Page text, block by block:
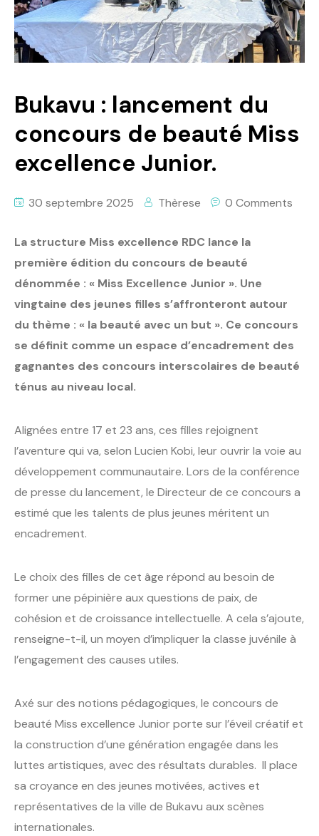
Politique
Technologies
Bukavu : lancement du
concours de beauté Miss
excellence Junior.
30 septembre 2025 Thèrese 0 Comments
La structure Miss excellence RDC lance la
première édition du concours de beauté
dénommée : « Miss Excellence Junior ». Une
vingtaine des jeunes filles s’affronteront autour
du thème : « la beauté avec un but ». Ce concours
se définit comme un espace d’encadrement des
gagnantes des concours interscolaires de beauté
ténus au niveau local.
Alignées entre 17 et 23 ans, ces filles rejoignent
l’aventure qui va, selon Lucien Kobi, leur ouvrir la voie au
développement communautaire. Lors de la conférence
de presse du lancement, le Directeur de ce concours a
estimé que les talents de plus jeunes méritent un
encadrement.
Le choix des filles de cet âge répond au besoin de
former une pépinière aux questions de paix, de
cohésion et de croissance intellectuelle. A cela s’ajoute,
renseigne-t-il, un moyen d’impliquer la classe juvénile à
l’engagement des causes utiles.
Axé sur des notions pédagogiques, le concours de
beauté Miss excellence Junior porte sur l’éveil créatif et
la construction d’une génération engagée dans les
luttes artistiques, avec des résultats durables. Il place
sa croyance en des jeunes motivées, actives et
représentatives de la ville de Bukavu aux scènes
internationales.